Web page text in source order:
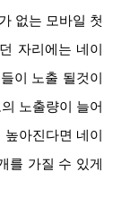
없는 모바일 첫
자리에는 네이
이 노출 될것이
노출량이 늘어
아진다면 네이
를 가질 수 있게